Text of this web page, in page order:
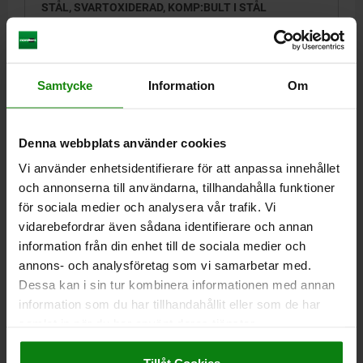
Samtycke Information Om
Denna webbplats använder cookies
Vi använder enhetsidentifierare för att anpassa innehållet
och annonserna till användarna, tillhandahålla funktioner
för sociala medier och analysera vår trafik. Vi
vidarebefordrar även sådana identifierare och annan
information från din enhet till de sociala medier och
annons- och analysföretag som vi samarbetar med.
Dessa kan i sin tur kombinera informationen med annan
information som du har tillhandahållit eller som de har
Impressum|Dataskydd|AGB
STÅL, SVARTOXIDERAD, KOMP:BULT I STÅL
T1=1,4 N=1,6
ISKRUVNINGSMOMENT CA NM=1,3
Beställningsnummer:03041-210
exkl. moms
Exkl. leveranskostnader
DETALJER
03041 VF